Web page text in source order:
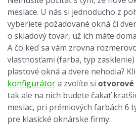
mesiace. U nás si jednoducho z
vyberiete požadované okná či
o skladový tovar, už ich máte
A čo keď sa vám zrovna
vlastnosťami (farba, typ
plastové okná a dvere nehodia?
konfigurátora zvolíte si otvorové
tak ale na nich budete čakať
mesiac, pri prémiových farbách 6
pre klasické oknárske firmy.